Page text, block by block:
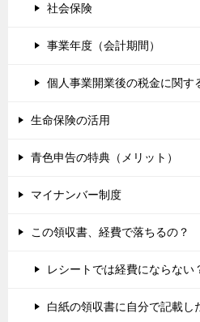
社会保険
事業年度（会計期間）
個人事業開業後の税金に関す
生命保険の活用
青色申告の特典（メリット）
マイナンバー制度
この領収書、経費で落ちるの？
レシートでは経費にならない
白紙の領収書に自分で記載し